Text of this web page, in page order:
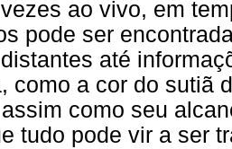
ao vivo, em
pode ser
até
como a cor do sutiã
como seu
tudo pode vir a ser